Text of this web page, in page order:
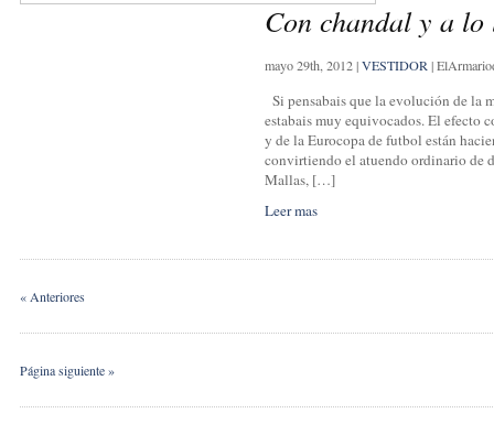
Con chandal y a lo
mayo 29th, 2012|VESTIDOR |
Si pensabais que la evolución de la
estabais muy equivocados. El efecto
y de la Eurocopa de futbol están
convirtiendo el atuendo ordinario de
Mallas, […]
Leer mas
« Anteriores
Página siguiente »